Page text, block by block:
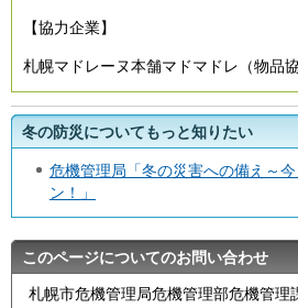
【協力企業】
札幌マドレーヌ本舗マドマドレ（物品協
冬の防災についてもっと知りたい
危機管理局「冬の災害への備え～
ン！」
このページについてのお問い合わせ
札幌市危機管理局危機管理部危機管理